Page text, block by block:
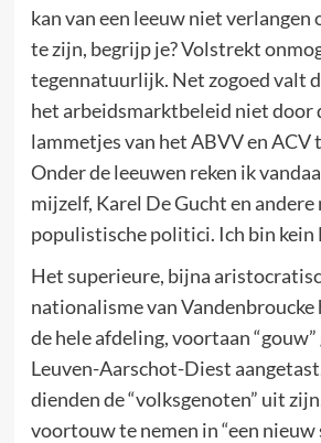
kan van een leeuw niet verlangen
te zijn, begrijp je? Volstrekt
tegennatuurlijk. Net zogoed valt
het arbeidsmarktbeleid niet door
lammetjes van het ABVV en ACV
Onder de leeuwen reken ik
mijzelf, Karel De Gucht en andere
populistische politici. Ich bin kein
Het superieure, bijna
nationalisme van Vandenbroucke
de hele afdeling, voortaan “gouw”
Leuven-Aarschot-Diest
dienden de “volksgenoten” uit
voortouw te nemen in “een